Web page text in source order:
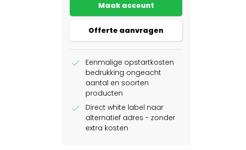
Maak account
Offerte aanvragen
check
Eenmalige opstartkosten
bedrukking ongeacht
aantal en soorten
producten
check
Direct white label naar
alternatief adres - zonder
extra kosten